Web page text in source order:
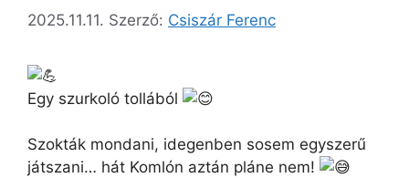
2025.11.11. Szerző: Csiszár Ferenc
Egy szurkoló tollából
Szokták mondani, idegenben sosem egyszerű
játszani… hát Komlón aztán pláne nem!